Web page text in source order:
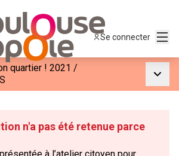
Se connecter
quartier ! 2021 /
n'a pas été retenue parce